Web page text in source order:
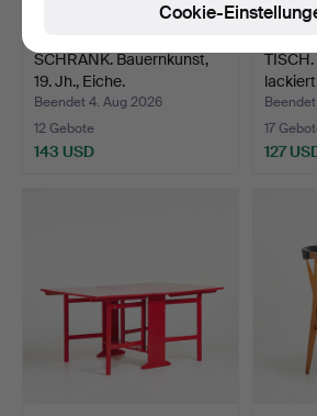
SCHRANK. Bauernkunst,
19. Jh., Eiche.
Beendet 4. Aug 2026
12 Gebote
143 USD
17
127
Cookie-